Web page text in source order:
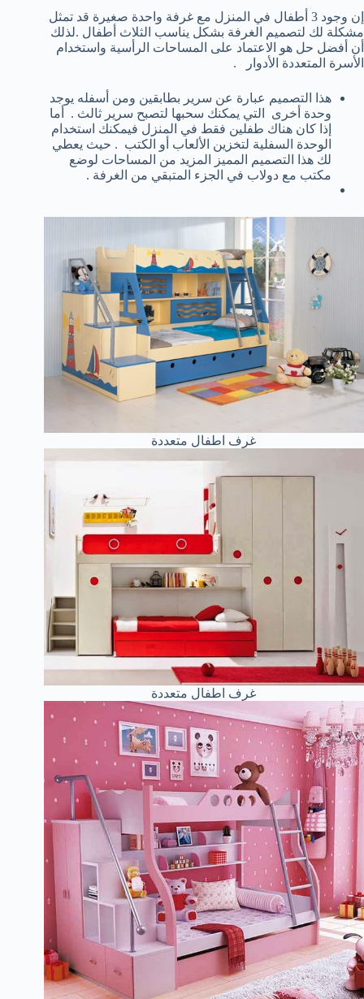
إن وجود 3 أطفال في المنزل مع غرفة واحدة صغيرة قد تمثل
مشكلة لك لتصميم الغرفة بشكل يناسب الثلاث أطفال .لذلك
أن أفضل حل هو الاعتماد على المساحات الرأسية واستخدام
الأسرة المتعددة الأدوار .
هذا التصميم عبارة عن سرير بطابقين ومن أسفله يوجد
وحدة أخرى التي يمكنك سحبها لتصبح سرير ثالث . أما
إذا كان هناك طفلين فقط في المنزل فيمكنك استخدام
الوحدة السفلية لتخزين الألعاب أو الكتب . حيث يعطي
لك هذا التصميم المميز المزيد من المساحات لوضع
مكتب مع دولاب في الجزء المتبقي من الغرفة .
غرف اطفال متعددة
غرف اطفال متعددة